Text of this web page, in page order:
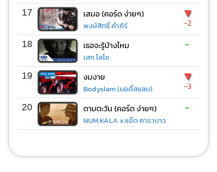
17 เสมอ (คอร์ด ง่ายๆ)
พงษ์สิทธิ์ คำภีร์
▼
-2
18 เธอจะรู้บ้างไหม
เสก โลโซ
-
19 งมงาย
Bodyslam (บอดี้สแลม)
▼
-3
20 ตามตะวัน (คอร์ด ง่ายๆ)
NUM KALA x แอ๊ด คาราบาว
-